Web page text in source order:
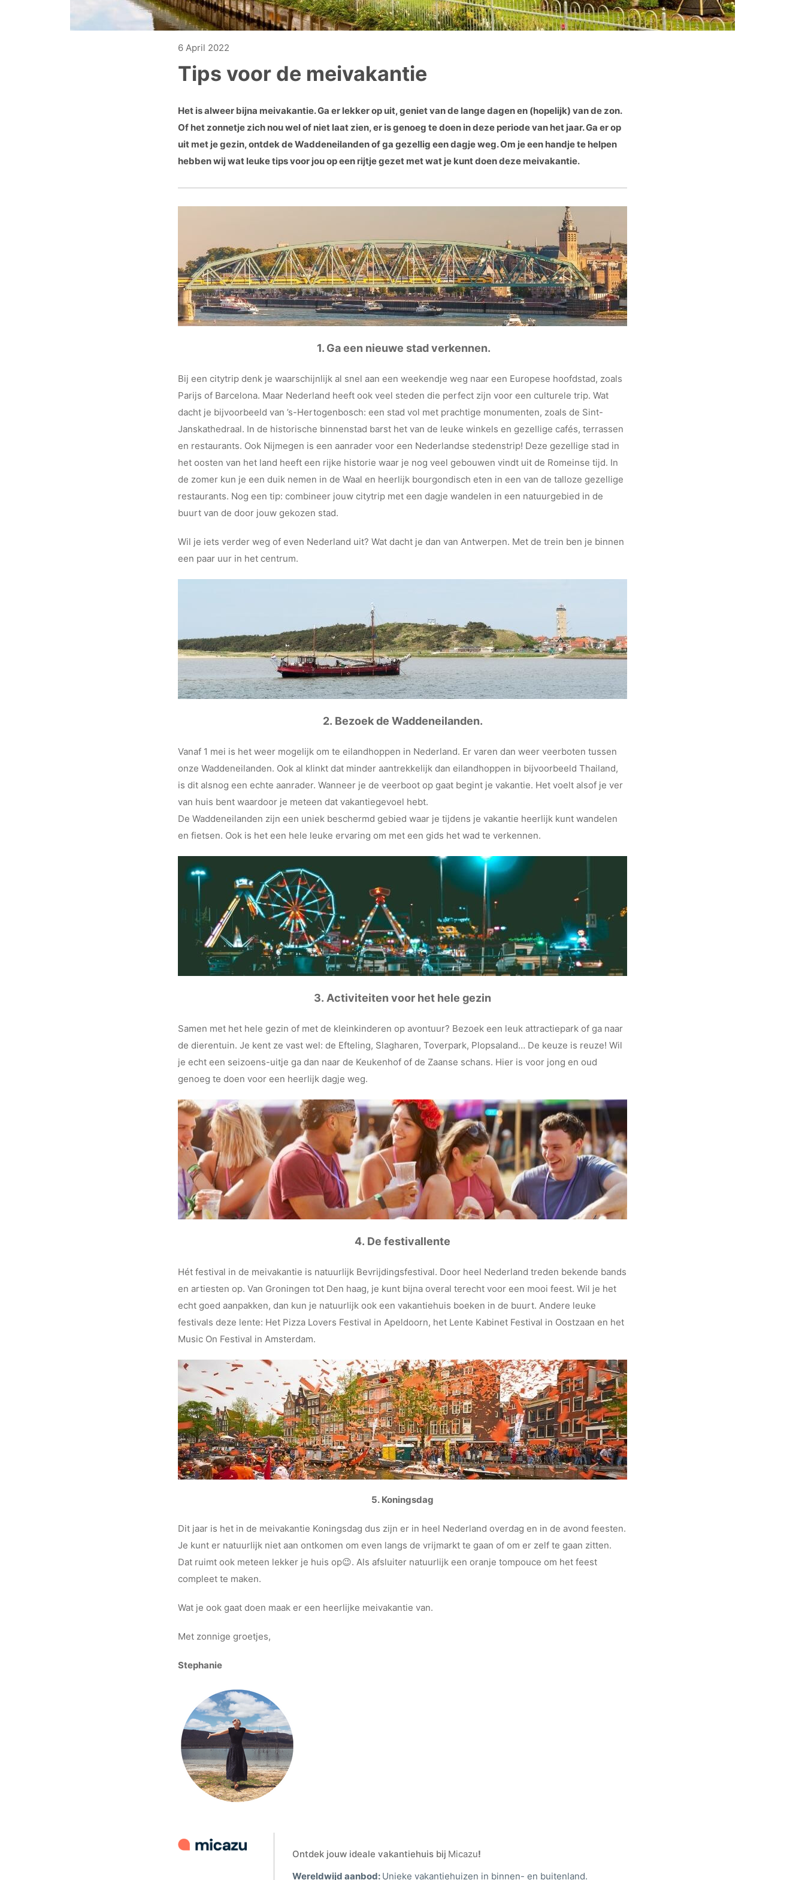
6 April 2022
Tips voor de meivakantie
Het is alweer bijna meivakantie. Ga er lekker op uit, geniet van de lange dagen en (hopelijk) van de zon.
Of het zonnetje zich nou wel of niet laat zien, er is genoeg te doen in deze periode van het jaar. Ga er op
uit met je gezin, ontdek de Waddeneilanden of ga gezellig een dagje weg. Om je een handje te helpen
hebben wij wat leuke tips voor jou op een rijtje gezet met wat je kunt doen deze meivakantie.
1. Ga een nieuwe stad verkennen.
Bij een citytrip denk je waarschijnlijk al snel aan een weekendje weg naar een Europese hoofdstad, zoals
Parijs of Barcelona. Maar Nederland heeft ook veel steden die perfect zijn voor een culturele trip. Wat
dacht je bijvoorbeeld van ’s-Hertogenbosch: een stad vol met prachtige monumenten, zoals de Sint-
Janskathedraal. In de historische binnenstad barst het van de leuke winkels en gezellige cafés, terrassen
en restaurants. Ook Nijmegen is een aanrader voor een Nederlandse stedenstrip! Deze gezellige stad in
het oosten van het land heeft een rijke historie waar je nog veel gebouwen vindt uit de Romeinse tijd. In
de zomer kun je een duik nemen in de Waal en heerlijk bourgondisch eten in een van de talloze gezellige
restaurants. Nog een tip: combineer jouw citytrip met een dagje wandelen in een natuurgebied in de
buurt van de door jouw gekozen stad.
Wil je iets verder weg of even Nederland uit? Wat dacht je dan van Antwerpen. Met de trein ben je binnen
een paar uur in het centrum.
2. Bezoek de Waddeneilanden.
Vanaf 1 mei is het weer mogelijk om te eilandhoppen in Nederland. Er varen dan weer veerboten tussen
onze Waddeneilanden. Ook al klinkt dat minder aantrekkelijk dan eilandhoppen in bijvoorbeeld Thailand,
is dit alsnog een echte aanrader. Wanneer je de veerboot op gaat begint je vakantie. Het voelt alsof je ver
van huis bent waardoor je meteen dat vakantiegevoel hebt.
De Waddeneilanden zijn een uniek beschermd gebied waar je tijdens je vakantie heerlijk kunt wandelen
en fietsen. Ook is het een hele leuke ervaring om met een gids het wad te verkennen.
3. Activiteiten voor het hele gezin
Samen met het hele gezin of met de kleinkinderen op avontuur? Bezoek een leuk attractiepark of ga naar
de dierentuin. Je kent ze vast wel: de Efteling, Slagharen, Toverpark, Plopsaland… De keuze is reuze! Wil
je echt een seizoens-uitje ga dan naar de Keukenhof of de Zaanse schans. Hier is voor jong en oud
genoeg te doen voor een heerlijk dagje weg.
4. De festivallente
Hét festival in de meivakantie is natuurlijk Bevrijdingsfestival. Door heel Nederland treden bekende bands
en artiesten op. Van Groningen tot Den haag, je kunt bijna overal terecht voor een mooi feest. Wil je het
echt goed aanpakken, dan kun je natuurlijk ook een vakantiehuis boeken in de buurt. Andere leuke
festivals deze lente: Het Pizza Lovers Festival in Apeldoorn, het Lente Kabinet Festival in Oostzaan en het
Music On Festival in Amsterdam.
5. Koningsdag
Dit jaar is het in de meivakantie Koningsdag dus zijn er in heel Nederland overdag en in de avond feesten.
Je kunt er natuurlijk niet aan ontkomen om even langs de vrijmarkt te gaan of om er zelf te gaan zitten.
Dat ruimt ook meteen lekker je huis op😉. Als afsluiter natuurlijk een oranje tompouce om het feest
compleet te maken.
Wat je ook gaat doen maak er een heerlijke meivakantie van.
Met zonnige groetjes,
Stephanie
Ontdek jouw ideale vakantiehuis bij Micazu!
Wereldwijd aanbod: Unieke vakantiehuizen in binnen- en buitenland.